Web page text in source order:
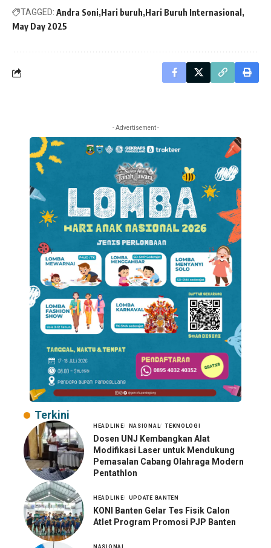
TAGGED: Andra Soni Hari buruh Hari Buruh Internasional
May Day 2025
- Advertisement -
Terkini
HEADLINE NASIONAL TEKNOLOGI
Dosen UNJ Kembangkan Alat
Modifikasi Laser untuk Mendukung
Pemasalan Cabang Olahraga Modern
Pentathlon
HEADLINE UPDATE BANTEN
KONI Banten Gelar Tes Fisik Calon
Atlet Program Promosi PJP Banten
NASIONAL